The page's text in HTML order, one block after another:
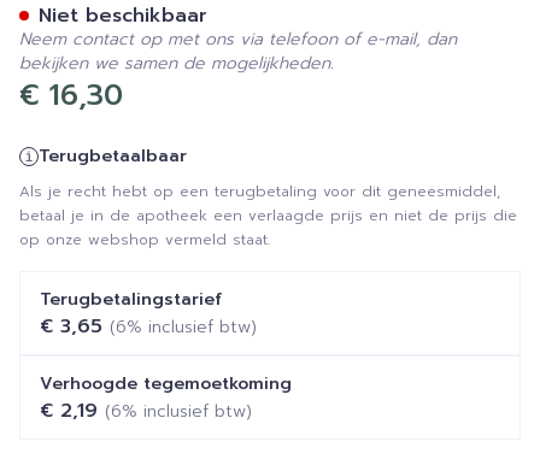
€ 16,30
Terugbetaalbaar
Als je recht hebt op een terugbetaling voor dit geneesmiddel,
betaal je in de apotheek een verlaagde prijs en niet de prijs die
op onze webshop vermeld staat.
Terugbetalingstarief
€ 3,65 (6% inclusief btw)
Verhoogde tegemoetkoming
€ 2,19 (6% inclusief btw)
Niet beschikbaar
Neem contact op met ons via telefoon of e-mail, dan
bekijken we samen de mogelijkheden.